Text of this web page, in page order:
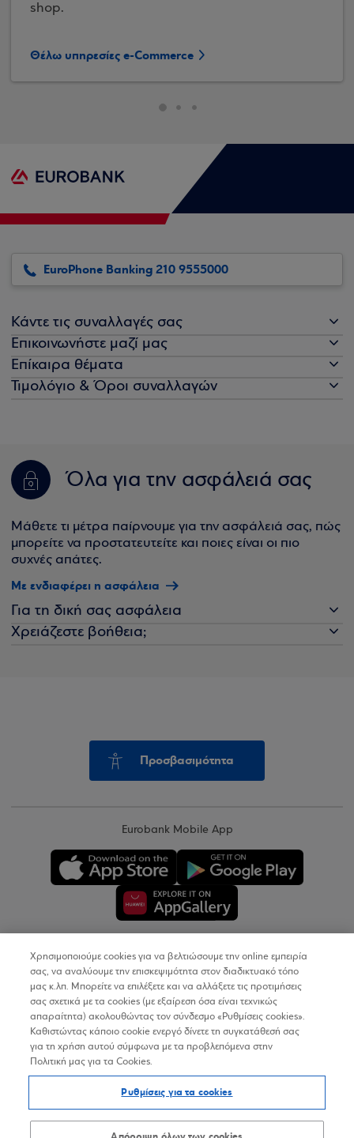
shop.
Θέλω υπηρεσίες e-Commerce
EuroPhone Banking 210 9555000
Κάντε τις συναλλαγές σας
Επικοινωνήστε μαζί μας
Επίκαιρα θέματα
Τιμολόγιο & Όροι συναλλαγών
Όλα για την ασφάλειά σας
Μάθετε τι μέτρα παίρνουμε για την ασφάλειά σας, πώς
μπορείτε να προστατευτείτε και ποιες είναι οι πιο
συχνές απάτες.
Με ενδιαφέρει η ασφάλεια
Για τη δική σας ασφάλεια
Χρειάζεστε βοήθεια;
Προσβασιμότητα
Eurobank Mobile App
Copyright © 2026
Όροι Χρήσης
Προσωπικά Δεδομένα στον Διαδικτυακό Τόπο
Δήλωση Προσβασιμότητας
Sitemap
Χρησιμοποιούμε cookies για να βελτιώσουμε την online εμπειρία
σας, να αναλύουμε την επισκεψιμότητα στον διαδικτυακό τόπο
μας κ.λπ. Μπορείτε να επιλέξετε και να αλλάξετε τις προτιμήσεις
σας σχετικά με τα cookies (με εξαίρεση όσα είναι τεχνικώς
απαραίτητα) ακολουθώντας τον σύνδεσμο «Ρυθμίσεις cookies».
Καθιστώντας κάποιο cookie ενεργό δίνετε τη συγκατάθεσή σας
για τη χρήση αυτού σύμφωνα με τα προβλεπόμενα στην
Πολιτική μας για τα Cookies.
Ρυθμίσεις για τα cookies